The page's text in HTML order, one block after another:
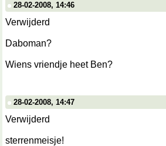
28-02-2008, 14:46
Verwijderd
Daboman?
Wiens vriendje heet Ben?
28-02-2008, 14:47
Verwijderd
sterrenmeisje!